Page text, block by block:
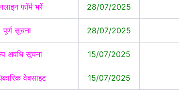
फॉर्म भरें 28/07/2025
पूर्ण सूचना 28/07/2025
अवधि सूचना 15/07/2025
वेबसाइट 15/07/2025